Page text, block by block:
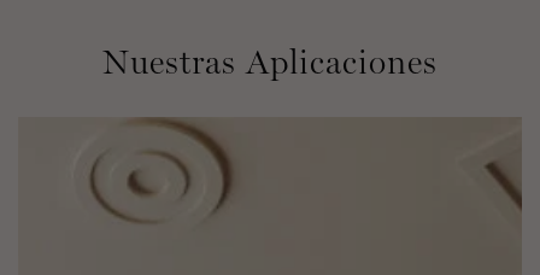
Nuestras Aplicaciones